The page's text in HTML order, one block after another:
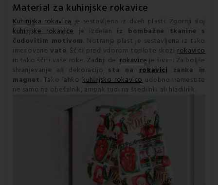
Material za kuhinjske rokavice
Kuhinjska rokavica je sestavljena iz dveh plasti. Zgornji sloj
kuhinjske rokavice je izdelan iz bombažne tkanine s
čudovitim motivom. Notranja plast je sestavljena iz tako
imenovane vate. Ščiti pred vdorom toplote skozi rokavico
in tako ščiti vaše roke. Zadnji del rokavice je šivan. Za boljše
shranjevanje ali dekoracijo sta na rokavici zanka in
magnet. Tako lahko kuhinjsko rokavico udobno namestite
ne samo na obešalnik, ampak tudi na štedilnik ali hladilnik.